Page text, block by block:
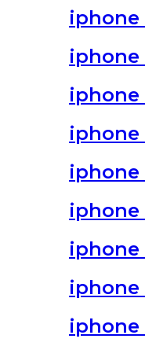
iphone
iphone
iphone
iphone
iphone
iphone
iphone
iphone
iphone